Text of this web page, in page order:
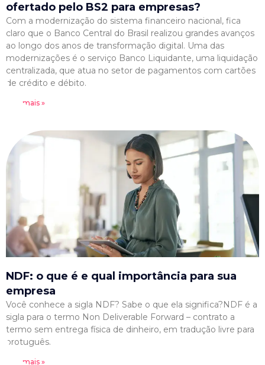
ofertado pelo BS2 para empresas?
Com a modernização do sistema financeiro nacional, fica
claro que o Banco Central do Brasil realizou grandes avanços
ao longo dos anos de transformação digital. Uma das
modernizações é o serviço Banco Liquidante, uma liquidação
centralizada, que atua no setor de pagamentos com cartões
de crédito e débito.
Leia mais »
NDF: o que é e qual importância para sua
empresa
Você conhece a sigla NDF? Sabe o que ela significa?NDF é a
sigla para o termo Non Deliverable Forward – contrato a
termo sem entrega física de dinheiro, em tradução livre para
protuguês.
Leia mais »